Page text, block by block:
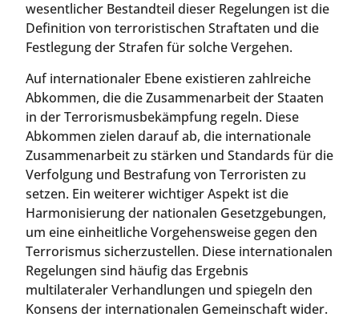
wesentlicher Bestandteil dieser Regelungen ist die
Definition von terroristischen Straftaten und die
Festlegung der Strafen für solche Vergehen.
Auf internationaler Ebene existieren zahlreiche
Abkommen, die die Zusammenarbeit der Staaten
in der Terrorismusbekämpfung regeln. Diese
Abkommen zielen darauf ab, die internationale
Zusammenarbeit zu stärken und Standards für die
Verfolgung und Bestrafung von Terroristen zu
setzen. Ein weiterer wichtiger Aspekt ist die
Harmonisierung der nationalen Gesetzgebungen,
um eine einheitliche Vorgehensweise gegen den
Terrorismus sicherzustellen. Diese internationalen
Regelungen sind häufig das Ergebnis
multilateraler Verhandlungen und spiegeln den
Konsens der internationalen Gemeinschaft wider.